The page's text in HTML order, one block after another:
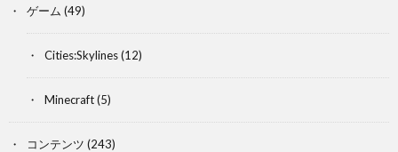
ゲーム (49)
Cities:Skylines(12)
Minecraft(5)
コンテンツ (243)